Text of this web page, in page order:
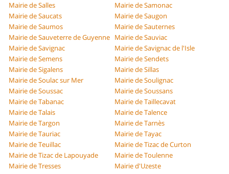
Mairie de Salles
Mairie de Samonac
Mairie de Saucats
Mairie de Saugon
Mairie de Saumos
Mairie de Sauternes
Mairie de Sauveterre de Guyenne Mairie de Sauviac
Mairie de Savignac
Mairie de Savignac de l'Isle
Mairie de Semens
Mairie de Sendets
Mairie de Sigalens
Mairie de Sillas
Mairie de Soulac sur Mer
Mairie de Soulignac
Mairie de Soussac
Mairie de Soussans
Mairie de Tabanac
Mairie de Taillecavat
Mairie de Talais
Mairie de Talence
Mairie de Targon
Mairie de Tarnès
Mairie de Tauriac
Mairie de Tayac
Mairie de Teuillac
Mairie de Tizac de Curton
Mairie de Tizac de Lapouyade
Mairie de Toulenne
Mairie de Tresses
Mairie d'Uzeste